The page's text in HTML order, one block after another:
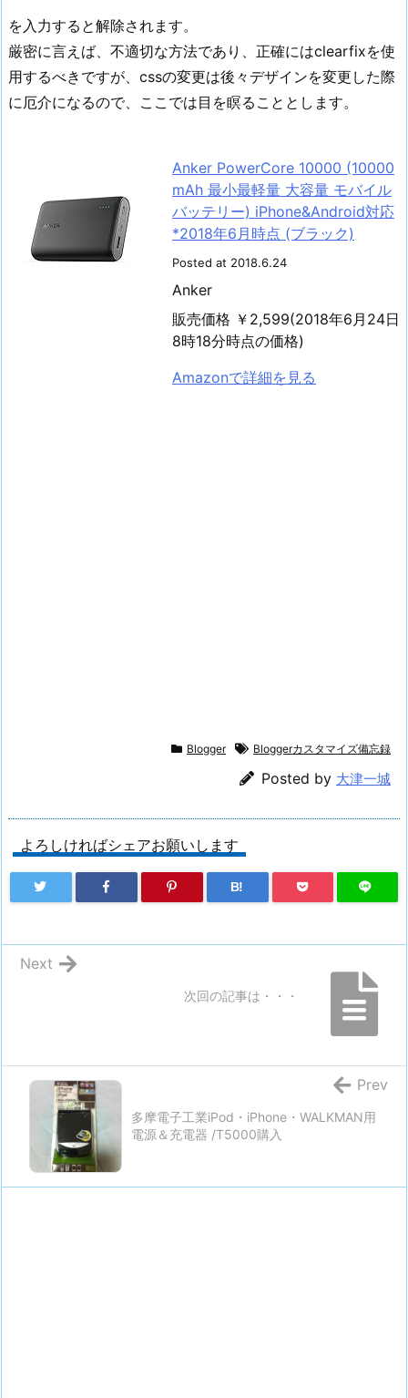
を入力すると解除されます。
厳密に言えば、不適切な方法であり、正確にはclearfixを使
用するべきですが、cssの変更は後々デザインを変更した際
に厄介になるので、ここでは目を瞑ることとします。
Anker PowerCore 10000 (10000
mAh 最小最軽量 大容量 モバイル
バッテリー) iPhone&Android対応
*2018年6月時点 (ブラック)
Posted at 2018.6.24
Anker
販売価格 ￥2,599(2018年6月24日
8時18分時点の価格)
Amazonで詳細を見る
Blogger Bloggerカスタマイズ備忘録
Posted by 大津一城
よろしければシェアお願いします
B!
次回の記事は・・・
Next
多摩電子工業iPod・iPhone・WALKMAN用
電源＆充電器 /T5000購入
Prev